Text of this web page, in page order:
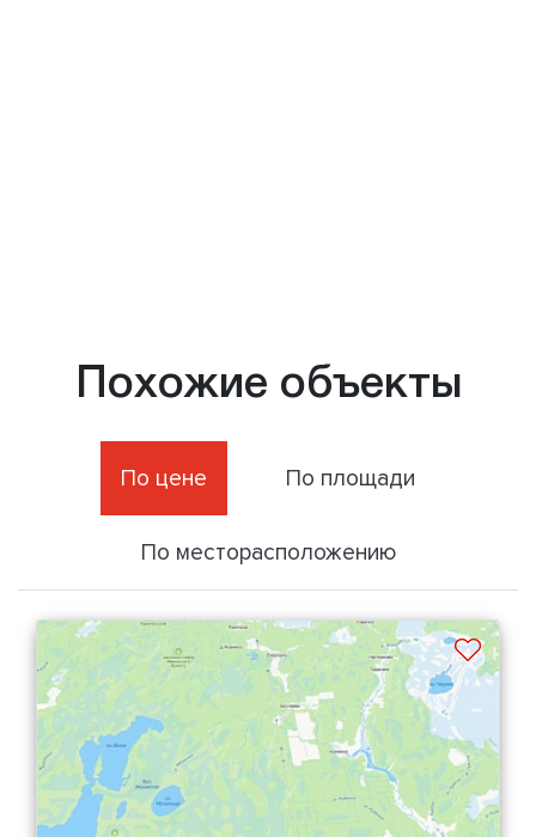
Похожие объекты
По цене По площади
По месторасположению